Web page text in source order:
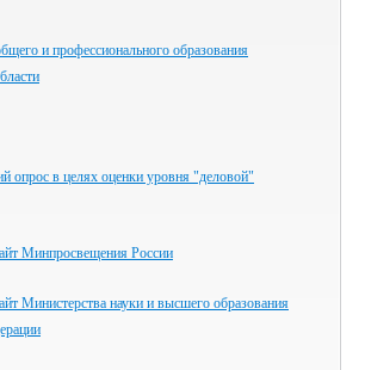
и профессионального образования
опрос в целях оценки уровня "деловой"
Минпросвещения России
Министерства науки и высшего образования